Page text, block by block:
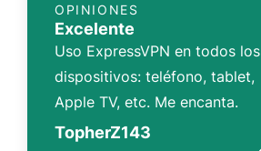
OPINIONES
Excelente
Uso ExpressVPN en todos los
dispositivos: teléfono, tablet,
Apple TV, etc. Me encanta.
TopherZ143